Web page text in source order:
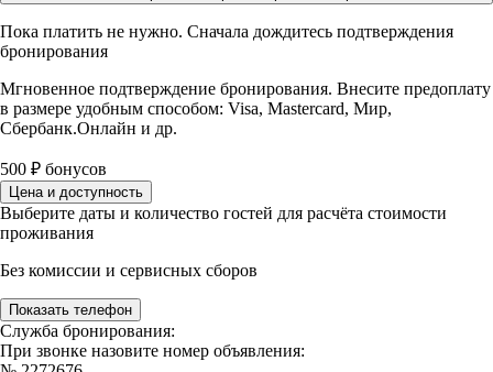
Пока платить не нужно. Сначала дождитесь подтверждения
бронирования
Мгновенное подтверждение бронирования. Внесите предоплату
в размере удобным способом: Visa, Mastercard, Мир,
Сбербанк.Онлайн и др.
500 ₽ бонусов
Цена и доступность
Выберите даты и количество гостей для расчёта стоимости
проживания
Без комиссии и сервисных сборов
Показать телефон
Служба бронирования:
При звонке назовите номер объявления: